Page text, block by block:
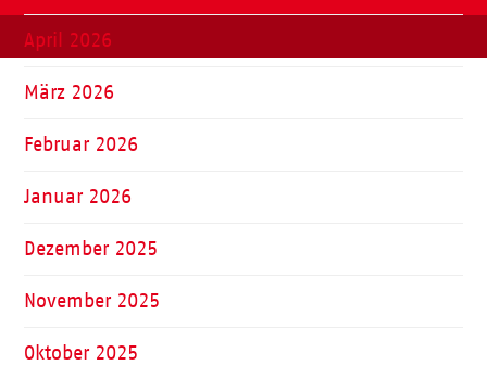
April 2026
März 2026
Februar 2026
Januar 2026
Dezember 2025
November 2025
Oktober 2025